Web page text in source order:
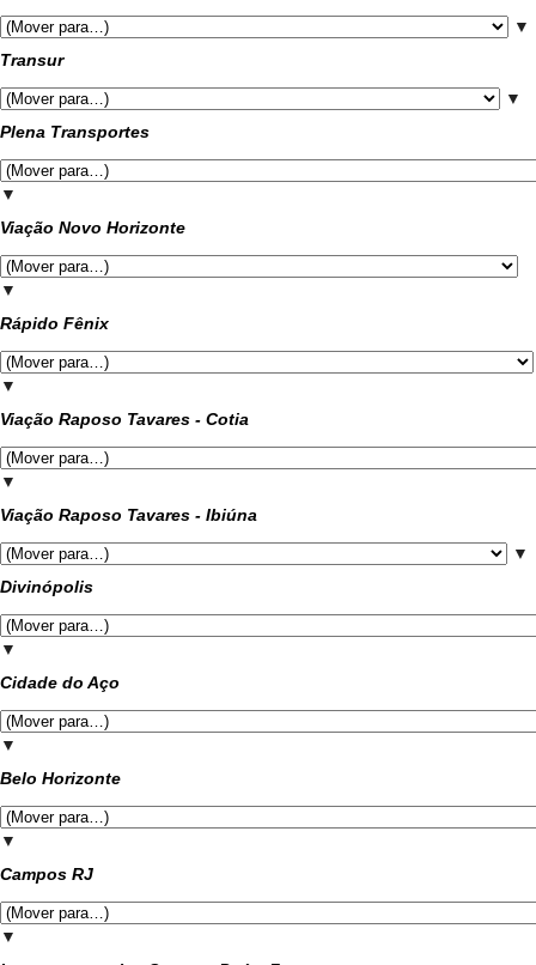
▼
Transur
▼
Plena Transportes
▼
Viação Novo Horizonte
▼
Rápido Fênix
▼
Viação Raposo Tavares - Cotia
▼
Viação Raposo Tavares - Ibiúna
▼
Divinópolis
▼
Cidade do Aço
▼
Belo Horizonte
▼
Campos RJ
▼